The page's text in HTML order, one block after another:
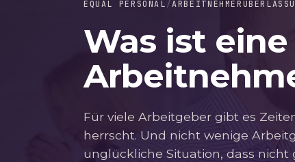
EQUAL PERSONAL
Was ist eine
Für viele Arbeitgeber gibt es
herrscht. Und nicht wenige
unglückliche Situation, dass